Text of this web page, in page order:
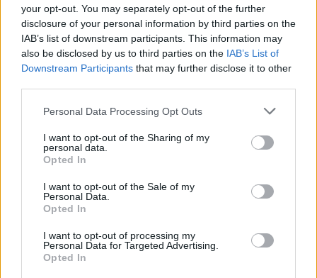
your opt-out. You may separately opt-out of the further
disclosure of your personal information by third parties on the
IAB’s list of downstream participants. This information may
also be disclosed by us to third parties on the IAB’s List of
Downstream Participants that may further disclose it to other
Personal Data Processing Opt Outs
I want to opt-out of the Sharing of my
personal data.
Opted In
I want to opt-out of the Sale of my
Personal Data.
Opted In
I want to opt-out of processing my
Personal Data for Targeted Advertising.
Opted In
19.8.2016, 14:30
Diane Guerrero on tyrmäävä
näky!
Suomessakin jättisuosioon noussut Netflix-
sarja Orange is the New Black on